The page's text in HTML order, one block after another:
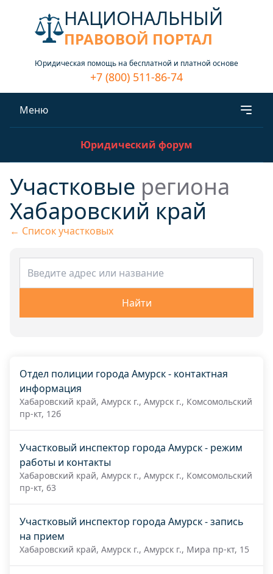
НАЦИОНАЛЬНЫЙ
ПРАВОВОЙ ПОРТАЛ
Юридическая помощь на бесплатной и платной основе
+7 (800) 511-86-74
Меню
Юридический форум
Участковые региона
Хабаровский край
← Список участковых
Найти
Отдел полиции города Амурск - контактная
информация
Хабаровский край, Амурск г., Амурск г., Комсомольский
пр-кт, 12б
Участковый инспектор города Амурск - режим
работы и контакты
Хабаровский край, Амурск г., Амурск г., Комсомольский
пр-кт, 63
Участковый инспектор города Амурск - запись
на прием
Хабаровский край, Амурск г., Амурск г., Мира пр-кт, 15